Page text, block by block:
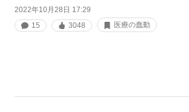
2022年10月28日 17:29
15
3048 医療の蠢動